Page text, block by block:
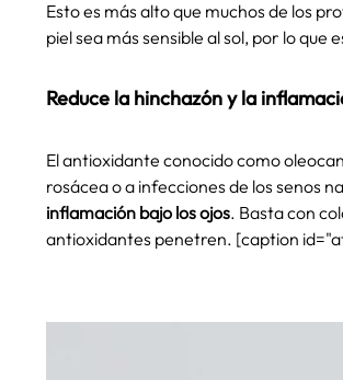
Esto es más alto que muchos de los
piel sea más sensible al sol, por lo
Reduce la hinchazón y la
El antioxidante conocido como
rosácea o a infecciones de los senos
inflamación bajo los ojos. Basta con
antioxidantes penetren. [caption